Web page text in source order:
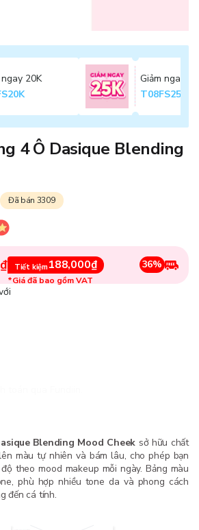
20K
Giảm ngay
T08FS25K
4 Ô Dasique Blending
Đã bán 3309
Tiết kiệm188,000₫
*Giá đã bao gồm VAT
36%
Blending Mood Cheek sở hữu chất
màu tự nhiên và bám lâu, cho phép bạn
theo mood makeup mỗi ngày. Bảng màu
phù hợp nhiều tone da và phong cách
đến cá tính.